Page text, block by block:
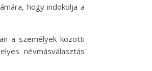
hogy indokolja a
a személyek közötti
névmásválasztás